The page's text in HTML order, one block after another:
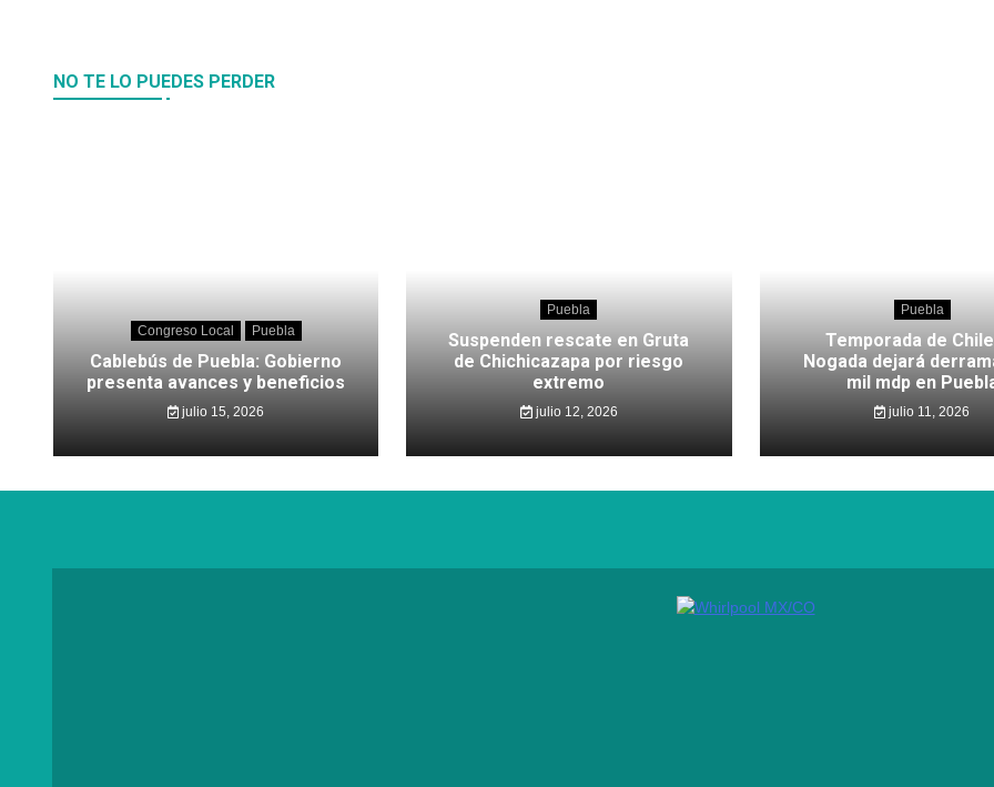
NO TE LO PUEDES PERDER
Congreso Local Puebla
Cablebús de Puebla: Gobierno
presenta avances y beneficios
julio 15, 2026
Puebla
Suspenden rescate en Gruta
de Chichicazapa por riesgo
extremo
julio 12, 2026
Puebla
Temporada de
Nogada dejará
mil mdp en
julio 11, 2026